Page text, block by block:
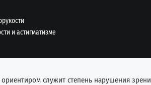
и астигматизме
служит степень нарушения